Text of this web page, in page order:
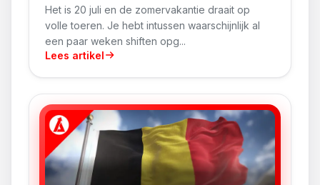
Het is 20 juli en de zomervakantie draait op
volle toeren. Je hebt intussen waarschijnlijk al
een paar weken shiften opg...
Lees artikel